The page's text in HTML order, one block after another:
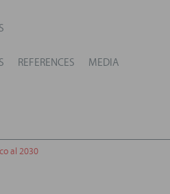
REFERENCES MEDIA
al 2030